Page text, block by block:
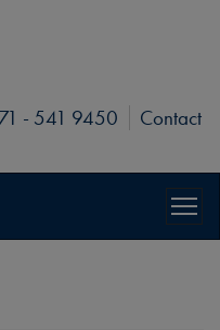
- 541 9450
Contact